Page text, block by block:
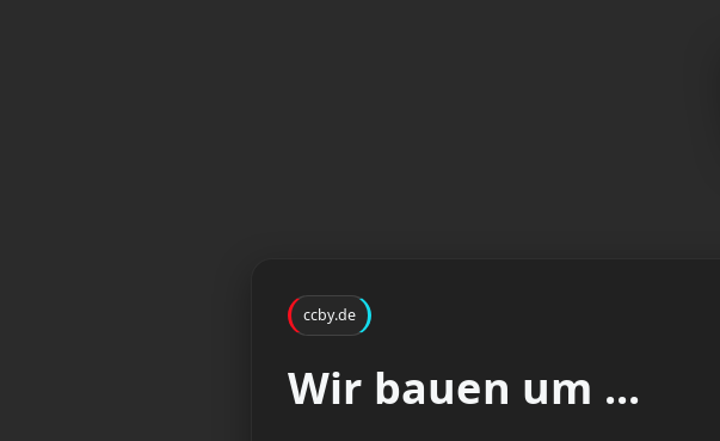
ccby.de
Wir bauen um ...